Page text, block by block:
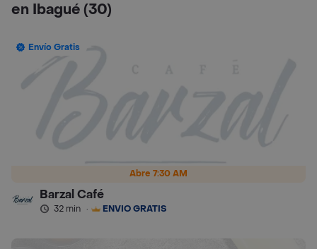
en Ibagué(30)
Abre 7:30 AM
Envío Gratis
Barzal Café
32 min · ENVÍO GRATIS